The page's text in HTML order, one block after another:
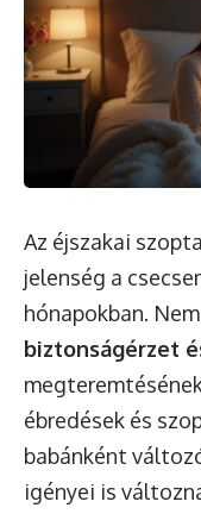
Az éjszakai
jelenség a
hónapokban.
biztonságérzet
ébredések és
babánként
igényei is